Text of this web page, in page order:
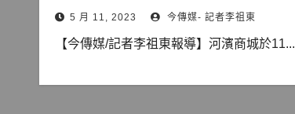
5 月 11, 2023 今傳媒- 記者李祖東
【今傳媒/記者李祖東報導】河濱商城於11...